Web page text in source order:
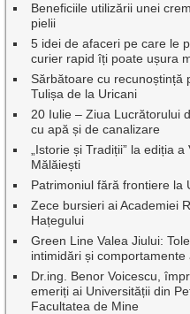
Beneficiile utilizării unei
pielii
5 idei de afaceri pe care le
curier rapid îți poate ușura
Sărbătoare cu recunoștință
Tulișa de la Uricani
20 Iulie – Ziua Lucrătorului
cu apă și de canalizare
„Istorie și Tradiții” la ediția
Mălăiești
Patrimoniul fără frontiere la
Zece bursieri ai Academiei
Hațegului
Green Line Valea Jiului:
intimidări și
Dr.ing. Benor Voicescu,
emeriți ai Universității din
Facultatea de Mine